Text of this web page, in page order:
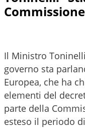
Il Ministro
governo sta
Europea, che ha
elementi del
parte della
esteso il periodo